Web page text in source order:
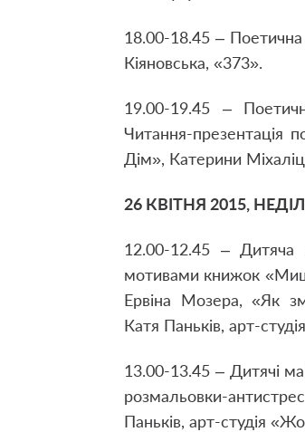
18.00-18.45 –
Кіяновська, «373».
19.00-19.45 –
Читання-презентація
Дім», Катерини
26 КВІТНЯ 2015,
12.00-12.45 –
мотивами книжок
Ервіна Мозера, «Як
Катя Паньків, арт-
13.00-13.45 – Дитячі
розмальовки-
Паньків, арт-студія